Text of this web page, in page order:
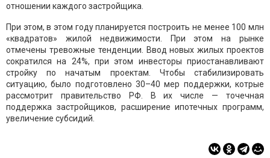
отношении каждого застройщика.
При этом, в этом году планируется построить не менее 100 млн
«квадратов» жилой недвижимости. При этом на рынке
отмечены тревожные тенденции. Ввод новых жилых проектов
сократился на 24%, при этом инвесторы приостанавливают
стройку по начатым проектам. Чтобы стабилизировать
ситуацию, было подготовлено 30–40 мер поддержки, котрые
рассмотрит правительство РФ. В их числе — точечная
поддержка застройщиков, расширение ипотечных программ,
увеличение субсидий.